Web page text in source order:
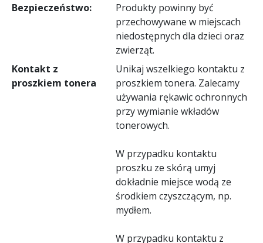
Bezpieczeństwo:
Produkty powinny być
przechowywane w miejscach
niedostępnych dla dzieci oraz
zwierząt.
Kontakt z
proszkiem tonera
Unikaj wszelkiego kontaktu z
proszkiem tonera. Zalecamy
używania rękawic ochronnych
przy wymianie wkładów
tonerowych.
W przypadku kontaktu
proszku ze skórą umyj
dokładnie miejsce wodą ze
środkiem czyszczącym, np.
mydłem.
W przypadku kontaktu z